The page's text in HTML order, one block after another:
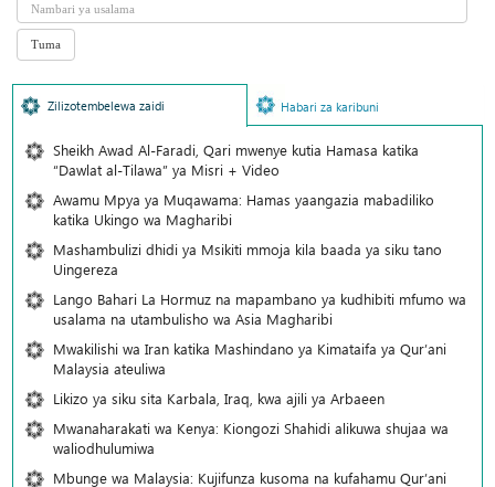
Zilizotembelewa zaidi Habari za karibuni
Sheikh Awad Al-Faradi, Qari mwenye kutia Hamasa katika
“Dawlat al-Tilawa” ya Misri + Video
Awamu Mpya ya Muqawama: Hamas yaangazia mabadiliko
katika Ukingo wa Magharibi
Mashambulizi dhidi ya Msikiti mmoja kila baada ya siku tano
Uingereza
Lango Bahari La Hormuz na mapambano ya kudhibiti mfumo wa
usalama na utambulisho wa Asia Magharibi
Mwakilishi wa Iran katika Mashindano ya Kimataifa ya Qur’ani
Malaysia ateuliwa
Likizo ya siku sita Karbala, Iraq, kwa ajili ya Arbaeen
Mwanaharakati wa Kenya: Kiongozi Shahidi alikuwa shujaa wa
waliodhulumiwa
Mbunge wa Malaysia: Kujifunza kusoma na kufahamu Qur’ani